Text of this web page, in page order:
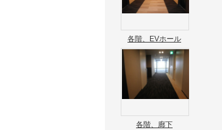
各階、EVホール
各階、廊下